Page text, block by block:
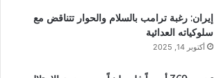
إيران: رغبة ترامب بالسلام والحوار تتناقض مع
سلوكياته العدائية
أكتوبر 14, 2025